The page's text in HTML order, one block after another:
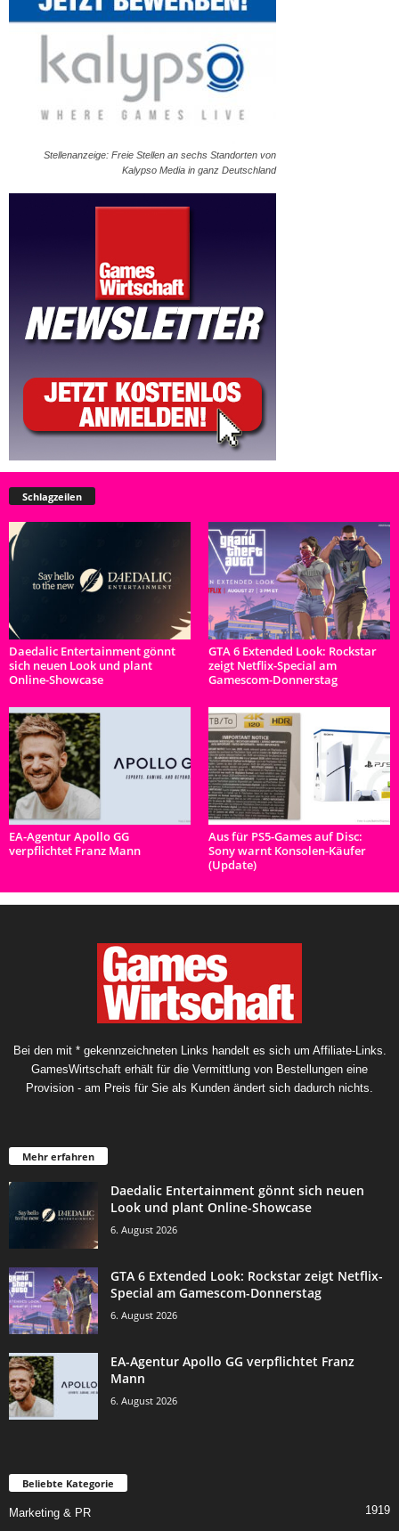
Stellenanzeige: Freie Stellen an sechs Standorten von
Kalypso Media in ganz Deutschland
Schlagzeilen
Daedalic Entertainment gönnt
sich neuen Look und plant
Online-Showcase
GTA 6 Extended Look: Rockstar
zeigt Netflix-Special am
Gamescom-Donnerstag
EA-Agentur Apollo GG
verpflichtet Franz Mann
Aus für PS5-Games auf Disc:
Sony warnt Konsolen-Käufer
(Update)
Bei den mit * gekennzeichneten Links handelt es sich um Affiliate-Links.
GamesWirtschaft erhält für die Vermittlung von Bestellungen eine
Provision - am Preis für Sie als Kunden ändert sich dadurch nichts.
Mehr erfahren
Daedalic Entertainment gönnt sich neuen
Look und plant Online-Showcase
6. August 2026
GTA 6 Extended Look: Rockstar zeigt Netflix-
Special am Gamescom-Donnerstag
6. August 2026
EA-Agentur Apollo GG verpflichtet Franz
Mann
6. August 2026
Beliebte Kategorie
Marketing & PR
1919